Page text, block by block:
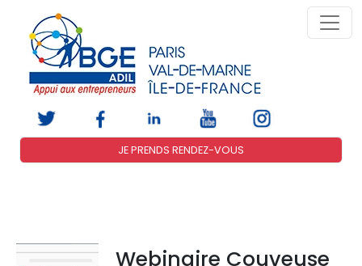
JE PRENDS RENDEZ-VOUS
Webinaire Couveuse